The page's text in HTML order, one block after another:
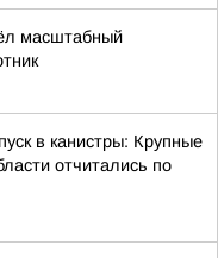
масштабный
в канистры: Крупные
отчитались по